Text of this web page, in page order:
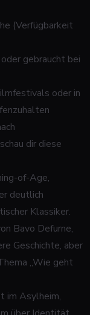
(Verfügbarkeit
gebraucht bei
oder in
dir diese
of-Age,
deutlich
Klassiker.
Bavo Defurne,
Geschichte, aber
„Wie geht
im Asylheim,